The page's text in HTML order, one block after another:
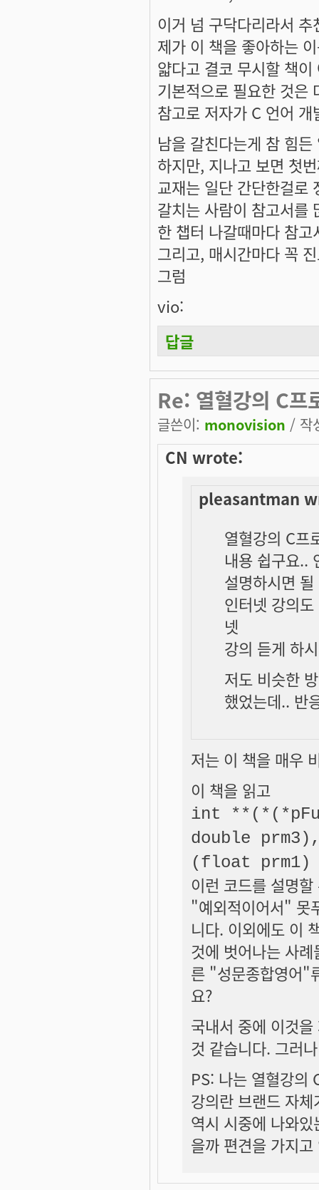
이거 넘 구닥다리라서
제가 이 책을 좋아하는
얇다고 결코 무시할 책이
기본적으로 필요한 것은
참고로 저자가 C 언어
남을 갈친다는게 참 힘든
하지만, 지나고 보면 첫
교재는 일단 간단한걸로
갈치는 사람이 참고서를
한 챕터 나갈때마다 참
그리고, 매시간마다 꼭
그럼
vio:
답글
Re: 열혈강의 C프
글쓴이: monovision / 작
CN wrote:
pleasantman
열혈강의 C프
내용 쉽구요..
설명하시면
인터넷 강의
넷
강의 듣게 하
저도 비슷한
했었는데.. 반
저는 이 책을 매우
이 책을 읽고
int
double
(float prm1)
이런 코드를 설명
"예외적이어서" 못
니다. 이외에도 이
것에 벗어나는 사
른 "성문종합영어"
요?
국내서 중에 이것
것 같습니다. 그러
PS: 나는 열혈강의
강의란 브랜드 자
역시 시중에 나와
을까 편견을 가지